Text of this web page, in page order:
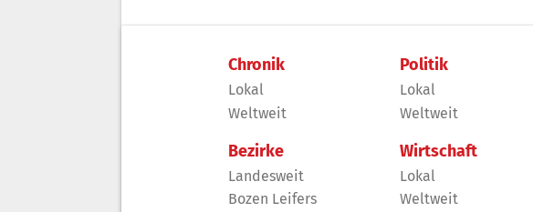
Chronik
Lokal
Weltweit
Bezirke
Landesweit
Bozen Leifers
Politik
Lokal
Weltweit
Wirtschaft
Lokal
Weltweit